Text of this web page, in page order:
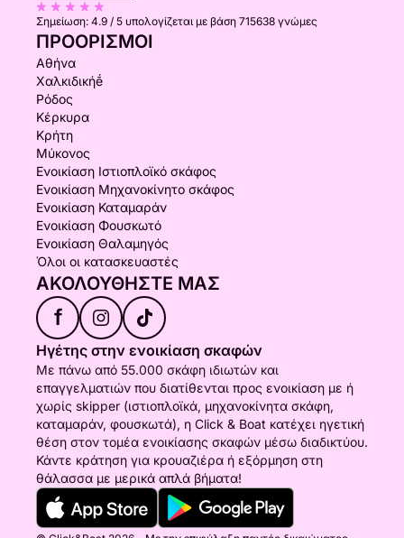
Σημείωση: 4.9 / 5 υπολογίζεται με βάση 715638 γνώμες
ΠΡΟΟΡΙΣΜΟΊ
Αθήνα
Χαλκιδικήḗ
Ρόδος
Κέρκυρα
Κρήτη
Μύκονος
Ενοικίαση Ιστιοπλοϊκό σκάφος
Ενοικίαση Μηχανοκίνητο σκάφος
Ενοικίαση Καταμαράν
Ενοικίαση Φουσκωτό
Ενοικίαση Θαλαμηγός
Όλοι οι κατασκευαστές
ΑΚΟΛΟΥΘΉΣΤΕ ΜΑΣ
f
Ηγέτης στην ενοικίαση σκαφών
Με πάνω από 55.000 σκάφη ιδιωτών και
επαγγελματιών που διατίθενται προς ενοικίαση με ή
χωρίς skipper (ιστιοπλοϊκά, μηχανοκίνητα σκάφη,
καταμαράν, φουσκωτά), η Click & Boat κατέχει ηγετική
θέση στον τομέα ενοικίασης σκαφών μέσω διαδικτύου.
Κάντε κράτηση για κρουαζιέρα ή εξόρμηση στη
θάλασσα με μερικά απλά βήματα!